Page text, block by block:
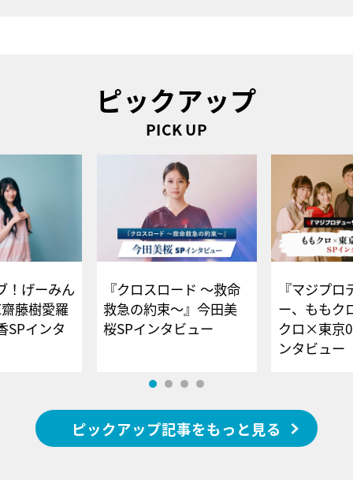
ピックアップ
PICK UP
！げーみん
藤樹愛羅
SPインタ
『クロスロード ～救命
救急の約束～』今田美
桜SPインタビュー
『マジプロ
ー、ももク
クロ×東京
ンタビュー
ピックアップ記事をもっと見る